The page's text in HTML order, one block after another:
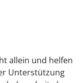
allein und helfen
Unterstützung